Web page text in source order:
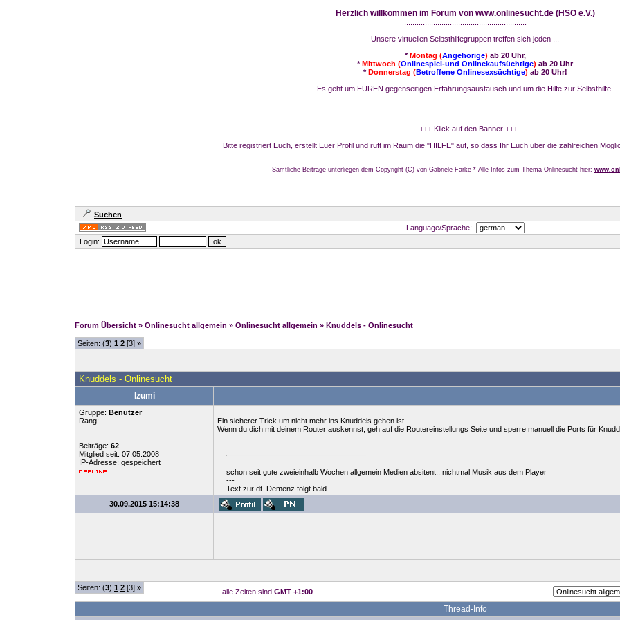
Herzlich willkommen im Forum von www.onlinesucht.de(HSO e.V.)
Unsere virtuellen Selbsthilfegruppen treffen sich jeden ...
*Montag (Angehörige) ab 20 Uhr,
*Mittwoch (Onlinespiel-und Onlinekaufsüchtige) ab 20 Uhr
*Donnerstag (Betroffene Onlinesexsüchtige) ab 20 Uhr!
Es geht um EUREN gegenseitigen Erfahrungsaustausch und um die Hilfe zur Selbsthilfe.
...+++ Klick auf den Banner +++
Bitte registriert Euch, erstellt Euer Profil und ruft im Raum die "HILFE" auf, so dass Ihr Euch über die zahlreichen
Sämtliche Beiträge unterliegen dem Copyright (C) von Gabriele Farke * Alle Infos zum Thema Onlinesucht hier:
Suchen
Language/Sprache:
Login:
Forum Übersicht » Onlinesucht allgemein » Onlinesucht allgemein » Knuddels - Onlinesucht
Seiten: (3) 1 2 [3] »
Knuddels - Onlinesucht
Izumi
Gruppe: Benutzer
Rang:
Beiträge: 62
Mitglied seit: 07.05.2008
IP-Adresse: gespeichert
Ein sicherer Trick um nicht mehr ins Knuddels gehen ist.
Wenn du dich mit deinem Router auskennst; geh auf die Routereinstellungs Seite und sperre manuell die Ports für
---
schon seit gute zweieinhalb Wochen allgemein Medien absitent.. nichtmal Musik aus dem Player
---
Text zur dt. Demenz folgt bald..
30.09.2015 15:14:38
Seiten: (3) 1 2 [3] » alle Zeiten sind GMT +1:00
Thread-Info